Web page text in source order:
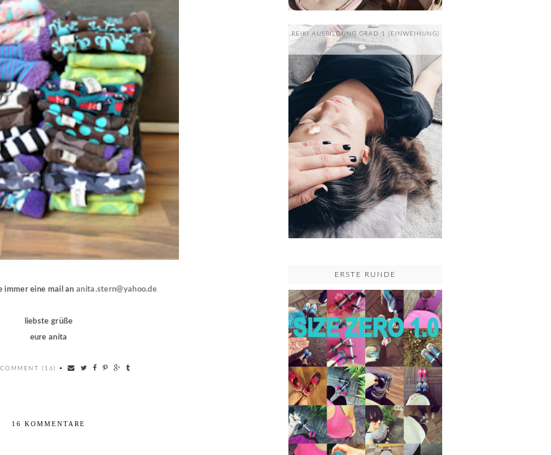
immer eine mail ananita.stern@yahoo.de
liebste grüße
eure anita
(16) •
16 KOMMENTARE
REIKI AUSBILDUNG GRAD 1 {EINWEIHUNG}
....
ERSTE RUNDE